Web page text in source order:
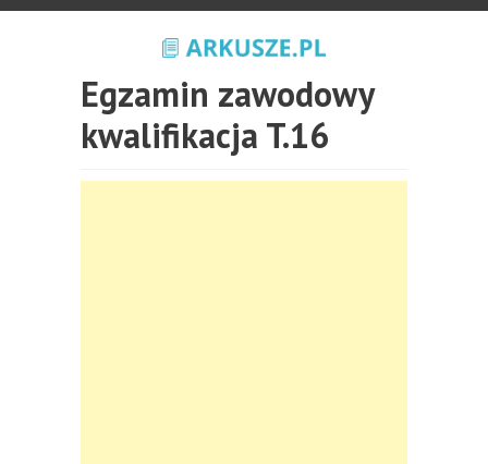
Egzamin zawodowy
kwalifikacja T.16